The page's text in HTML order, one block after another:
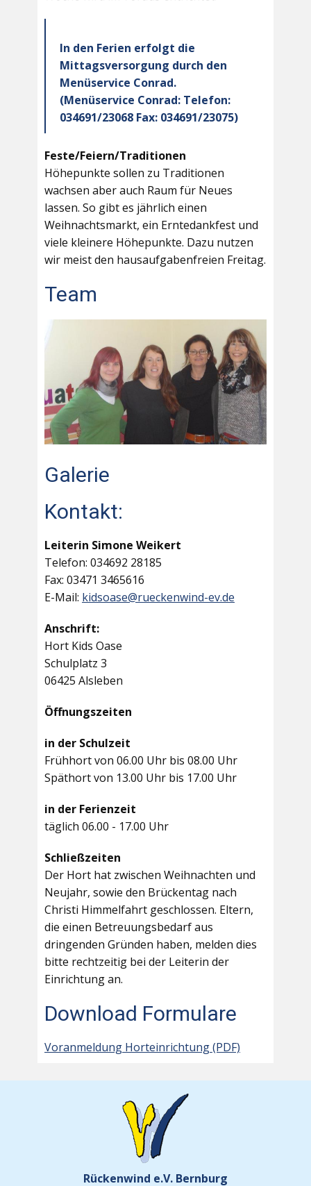
In den Ferien erfolgt die
Mittagsversorgung durch den
Menüservice Conrad.
(Menüservice Conrad: Telefon:
034691/23068 Fax: 034691/23075)
Feste/Feiern/Traditionen
Höhepunkte sollen zu Traditionen
wachsen aber auch Raum für Neues
lassen. So gibt es jährlich einen
Weihnachtsmarkt, ein Erntedankfest und
viele kleinere Höhepunkte. Dazu nutzen
wir meist den hausaufgabenfreien Freitag.
Team
Galerie
Kontakt:
Leiterin Simone Weikert
Telefon: 034692 28185
Fax: 03471 3465616
E-Mail: kidsoase@rueckenwind-ev.de
Anschrift:
Hort Kids Oase
Schulplatz 3
06425 Alsleben
Öffnungszeiten
in der Schulzeit
Frühhort von 06.00 Uhr bis 08.00 Uhr
Späthort von 13.00 Uhr bis 17.00 Uhr
in der Ferienzeit
täglich 06.00 - 17.00 Uhr
Schließzeiten
Der Hort hat zwischen Weihnachten und
Neujahr, sowie den Brückentag nach
Christi Himmelfahrt geschlossen. Eltern,
die einen Betreuungsbedarf aus
dringenden Gründen haben, melden dies
bitte rechtzeitig bei der Leiterin der
Einrichtung an.
Download Formulare
Voranmeldung Horteinrichtung (PDF)
Rückenwind e.V. Bernburg